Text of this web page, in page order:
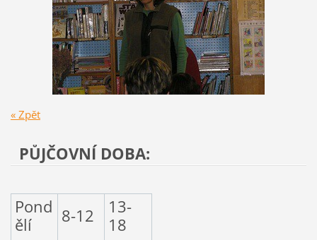
« Zpět
PŮJČOVNÍ DOBA:
Pond
ělí
8-12
13-
18